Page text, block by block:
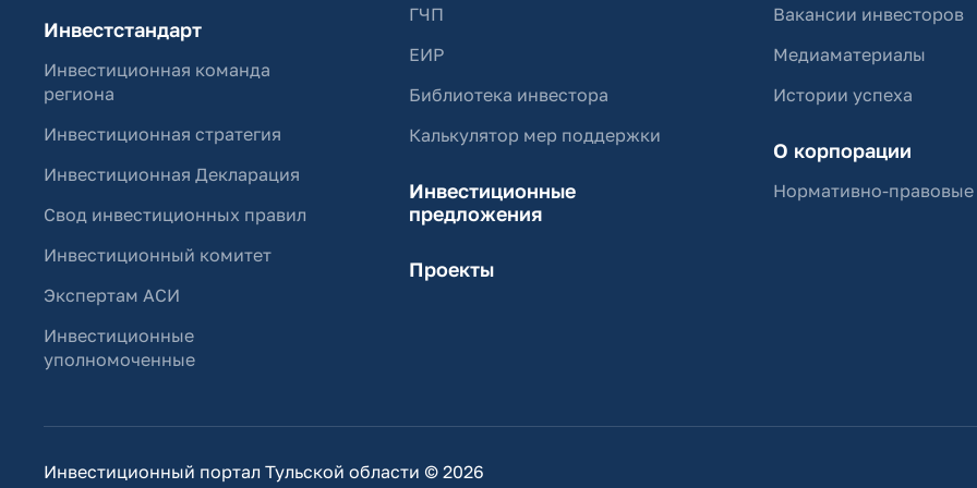
Инвестстандарт
Инвестиционная команда
региона
Инвестиционная стратегия
Инвестиционная Декларация
Свод инвестиционных правил
Инвестиционный комитет
Экспертам АСИ
Инвестиционные
уполномоченные
ГЧП
ЕИР
Библиотека инвестора
Калькулятор мер поддержки
Инвестиционные
предложения
Проекты
Вакансии инвесторов
Медиаматериалы
Истории успеха
О корпорации
Нормативно-правовые
Инвестиционный портал Тульской области © 2026